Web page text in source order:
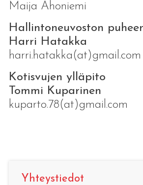
Maija Ahoniemi
Hallintoneuvoston
Harri Hatakka
harri.hatakka(at)gmail.com
Kotisvujen ylläpito
Tommi Kuparinen
kuparto.78(at)gmail.com
Yhteystiedot